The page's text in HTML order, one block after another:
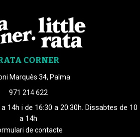
CORNER
Marquès 34, Palma
971 214 622
14h i de 16:30 a 20:30h. Dissabtes de 10
a 14h
de contacte